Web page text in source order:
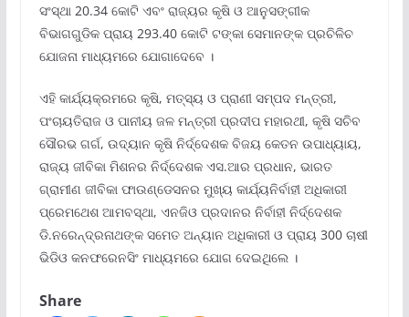
ସଂସ୍ଥା 20.34 କୋଟି ଏବଂ ରାଜ୍ୟର କୃଷି ଓ ଆନୁସଙ୍ଗୀକ
ବିଭାଗଗୁଡିକ ପ୍ରାୟ 293.40 କୋଟି ଟଙ୍କା ସେମାନଙ୍କ ପ୍ରଚିଳିଚ
ଯୋଜନା ମାଧ୍ୟମରେ ଯୋଗାଦେବେ ।
ଏହି କାର୍ଯ୍ୟକ୍ରମରେ କୃଷି, ମତ୍ସ୍ୟ ଓ ପ୍ରାଣୀ ସମ୍ପଦ ମନ୍ତ୍ରୀ,
ପଂଚାୟତିରାଜ ଓ ପାନୀୟ ଜଳ ମନ୍ତ୍ରୀ ପ୍ରଦୀପ ମହାରଥୀ, କୃଷି ସଚିବ
ସୌରଭ ଗର୍ଗ, ଉଦ୍ୟାନ କୃଷି ନିର୍ଦ୍ଦେଶକ ବିଜୟ କେତନ ଉପାଧ୍ୟାୟ,
ରାଜ୍ୟ ଜୀବିକା ମିଶନର ନିର୍ଦ୍ଦେଶକ ଏସ.ଆର ପ୍ରଧାନ, ଭାରତ
ଗ୍ରାମୀଣ ଜୀବିକା ଫାଉଣ୍ଡେସନର ମୁଖ୍ୟ କାର୍ଯ୍ୟନିର୍ବାହୀ ଅଧିକାରୀ
ପ୍ରେମଥେଶ ଆମବସ୍ଥା, ଏନଜିଓ ପ୍ରଦାନର ନିର୍ବାହୀ ନିର୍ଦ୍ଦେଶକ
ଡି.ନରେନ୍ଦ୍ରନାଥଙ୍କ ସମେତ ଅନ୍ୟାନ ଅଧିକାରୀ ଓ ପ୍ରାୟ 300 ଚାଷୀ
ଭିଡିଓ କନଫରେନସିଂ ମାଧ୍ୟମରେ ଯୋଗ ଦେଇଥିଲେ ।
Share